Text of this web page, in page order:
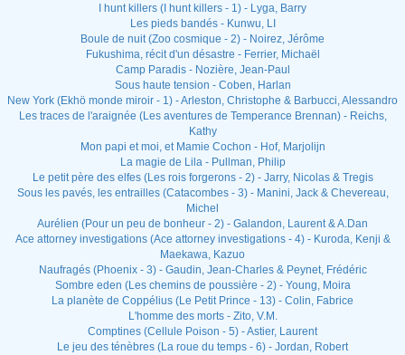
I hunt killers (I hunt killers - 1) - Lyga, Barry
Les pieds bandés - Kunwu, LI
Boule de nuit (Zoo cosmique - 2) - Noirez, Jérôme
Fukushima, récit d'un désastre - Ferrier, Michaël
Camp Paradis - Nozière, Jean-Paul
Sous haute tension - Coben, Harlan
New York (Ekhö monde miroir - 1) - Arleston, Christophe & Barbucci, Alessandro
Les traces de l'araignée (Les aventures de Temperance Brennan) - Reichs,
Kathy
Mon papi et moi, et Mamie Cochon - Hof, Marjolijn
La magie de Lila - Pullman, Philip
Le petit père des elfes (Les rois forgerons - 2) - Jarry, Nicolas & Tregis
Sous les pavés, les entrailles (Catacombes - 3) - Manini, Jack & Chevereau,
Michel
Aurélien (Pour un peu de bonheur - 2) - Galandon, Laurent & A.Dan
Ace attorney investigations (Ace attorney investigations - 4) - Kuroda, Kenji &
Maekawa, Kazuo
Naufragés (Phoenix - 3) - Gaudin, Jean-Charles & Peynet, Frédéric
Sombre eden (Les chemins de poussière - 2) - Young, Moira
La planète de Coppélius (Le Petit Prince - 13) - Colin, Fabrice
L'homme des morts - Zito, V.M.
Comptines (Cellule Poison - 5) - Astier, Laurent
Le jeu des ténèbres (La roue du temps - 6) - Jordan, Robert